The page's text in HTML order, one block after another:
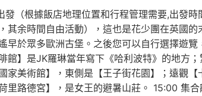
發（根據飯店地理位置和行程管理需要,出發
其余時間自由活動），這也是花少團在英國
早於眾多歐洲古堡。之後您可以自行選擇遊
館】是JK羅琳當年寫下《哈利波特》的地方
家美術館】，東側是【王子街花園】；遠觀
里路德宮】，是女王的避暑山莊。 15:00 集